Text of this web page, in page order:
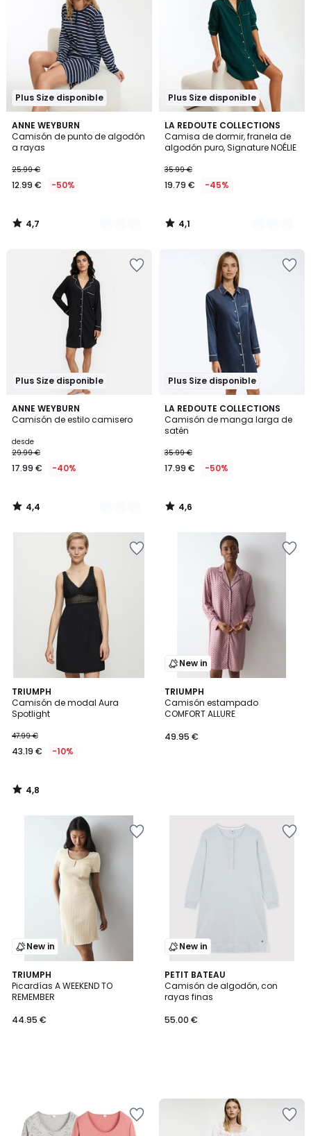
Plus Size disponible
ANNE WEYBURN
Camisón de punto de algodón
a rayas
25.99 €
12.99 € -50%
4,7
/ 5
3
Colores
4,7
/
Plus Size disponible
LA REDOUTE COLLECTIONS
Camisa de dormir, franela de
algodón puro, Signature NOÉLIE
35.99 €
19.79 € -45%
4,1
/ 5
2
Colores
4,1
/
Plus Size disponible
ANNE WEYBURN
Camisón de estilo camisero
desde
29.99 €
17.99 € -40%
4,4
/ 5
2
Colores
4,4
/
Plus Size disponible
LA REDOUTE COLLECTIONS
Camisón de manga larga de
satén
35.99 €
17.99 € -50%
4,6
/ 5
4,6
/
TRIUMPH
Camisón de modal Aura
Spotlight
47.99 €
43.19 € -10%
4,8
/ 5
4,8
/
New in
TRIUMPH
Camisón estampado
COMFORT ALLURE
49.95 €
New in
TRIUMPH
Picardías A WEEKEND TO
REMEMBER
44.95 €
New in
PETIT BATEAU
Camisón de algodón, con
rayas finas
55.00 €